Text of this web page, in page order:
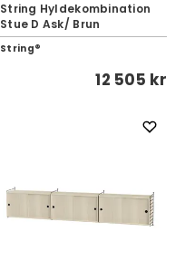
String Hyldekombination
Stue D Ask/ Brun
String®
12 505 kr